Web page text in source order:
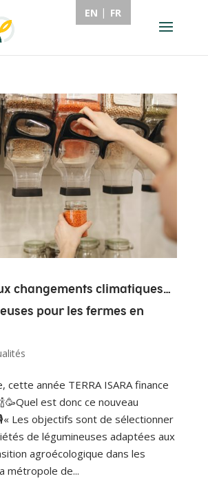
changements climatiques…
pour les fermes en
cette année TERRA ISARA finance
est donc ce nouveau
Les objectifs sont de sélectionner
de légumineuses adaptées aux
agroécologique dans les
métropole de...
EN FR